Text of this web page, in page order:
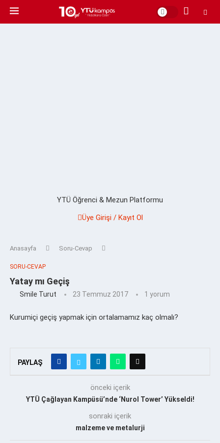
YTÜ Öğrenci & Mezun Platformu
Üye Girişi / Kayıt Ol
Anasayfa Soru-Cevap
SORU-CEVAP
Yatay mı Geçiş
Smile Turut 23 Temmuz 2017 1 yorum
Kurumiçi geçiş yapmak için ortalamamız kaç olmalı?
PAYLAŞ
önceki içerik
YTÜ Çağlayan Kampüsü’nde ‘Nurol Tower’ Yükseldi!
sonraki içerik
malzeme ve metalurji